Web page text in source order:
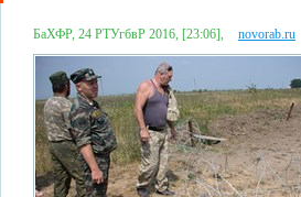
БаХФР, 24 РТУгбвР 2016, [23:06], novorab.ru